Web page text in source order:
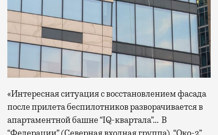
«Интересная ситуация с восстановлением фасада
после прилета беспилотников разворачивается в
апартаментной башне “IQ-квартала”… В